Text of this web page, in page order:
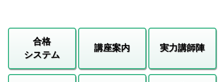
合格
システム
講座案内 実力講師陣